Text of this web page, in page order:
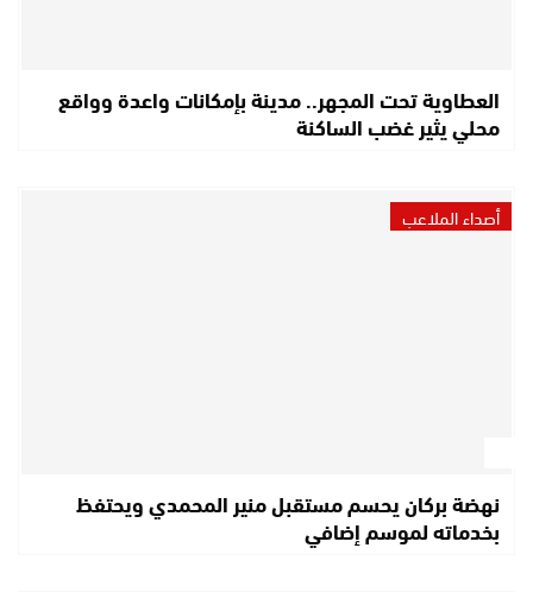
العطاوية تحت المجهر.. مدينة بإمكانات واعدة وواقع
محلي يثير غضب الساكنة
أصداء الملاعب
نهضة بركان يحسم مستقبل منير المحمدي ويحتفظ
بخدماته لموسم إضافي